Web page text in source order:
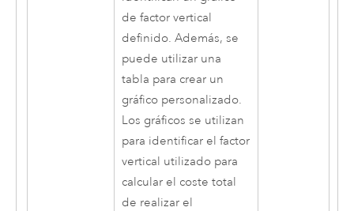
de factor vertical
definido. Además, se
puede utilizar una
tabla para crear un
gráfico personalizado.
Los gráficos se utilizan
para identificar el factor
vertical utilizado para
calcular el coste total
de realizar el